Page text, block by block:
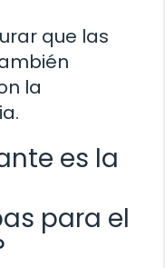
que las
la
es la
para el